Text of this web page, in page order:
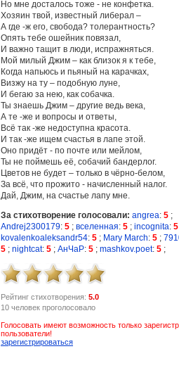
Но мне досталось тоже - не конфетка.
Хозяин твой, известный либерал –
А где -ж его, свобода? толерантность?
Опять тебе ошейник повязал,
И важно тащит в люди, испражняться.
Мой милый Джим – как близок я к тебе,
Когда напьюсь и пьяный на карачках,
Визжу на ту – подобную луне,
И бегаю за нею, как собачка.
Ты знаешь Джим – другие ведь века,
А те -же и вопросы и ответы,
Всё так -же недоступна красота.
И так -же ищем счастья в лапе этой.
Оно придёт - по почте или мейлом,
Ты не поймешь её, собачий бандерлог.
Цветов не будет – только в чёрно-белом,
За всё, что прожито - начисленный налог.
Дай, Джим, на счастье лапу мне.
За стихотворение голосовали: angrea: 5 ;
Andrej2300179: 5 ; вселенная: 5 ; incognita: 5
kovalenkoaleksandr54: 5 ; Mary March: 5 ;
5 ; nightcat: 5 ; АнЧаР: 5 ; mashkov.poet: 5 ;
Рейтинг стихотворения: 5.0
10 человек проголосовало
Голосовать имеют возможность только
пользователи!
зарегистрироваться